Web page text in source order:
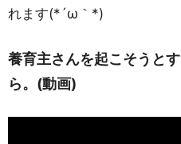
れます(*´ω｀*)
養育主さんを起こそうと
ら。(動画)